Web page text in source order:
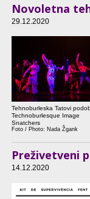
Novoletna
29.12.2020
Tehnoburleska Tatovi
Technoburlesque Image
Snatchers
Foto / Photo: Nada Žgank
Preživetveni
14.12.2020